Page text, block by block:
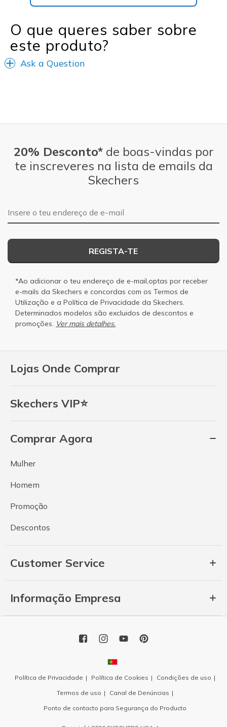
O que queres saber sobre
este produto?
Ask a Question
Lojas Onde Comprar
Skechers VIP⭐
Comprar Agora
Mulher
Homem
Promoção
Descontos
Customer Service
Informação Empresa
20% Desconto*de boas-vindas por
te inscreveres na lista de emails da
Skechers
Endereço de e-mail
REGISTA-TE
*Ao adicionar o teu endereço de e-mail,optas por receber
e-mails da Skechers e concordas com os Termos de
Utilização e a Política de Privacidade da Skechers.
Determinados modelos são excluidos de descontos e
promoções. Ver mais detalhes.
Política de Privacidade Política de Cookies
Condições de uso
Termos de uso
Canal de Denúncias
Ponto de contacto para Segurança do Producto